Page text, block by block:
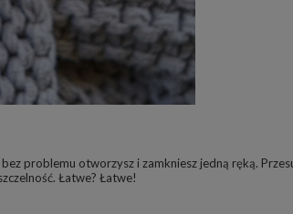
problemu otworzysz i zamkniesz jedną ręką.
Łatwe? Łatwe!